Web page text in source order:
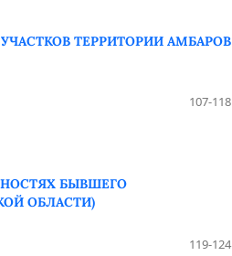
ТЕРРИТОРИИ АМБАРОВ
107-118
БЫВШЕГО
ОБЛАСТИ)
119-124